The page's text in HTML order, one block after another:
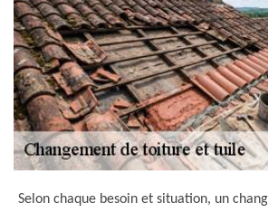
Selon chaque besoin et situation, un